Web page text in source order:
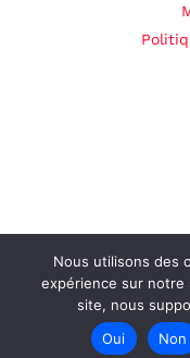
Nous utilisons des
expérience sur notre
site, nous
Oui
Non